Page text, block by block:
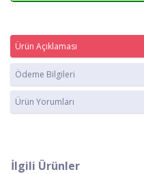
Ürün Açıklaması
Ödeme Bilgileri
Ürün Yorumları
İlgili Ürünler